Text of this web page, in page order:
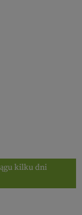
kilku dni